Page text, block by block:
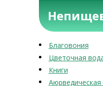
Благовония
Цветочная
Книги
Аюрведическая